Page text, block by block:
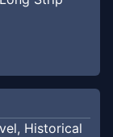
, Historical